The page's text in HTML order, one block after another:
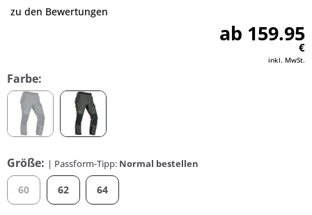
zu den Bewertungen
ab 159.95
€
inkl. MwSt.
Farbe:
Größe: | Passform-Tipp: Normal bestellen
60 62 64